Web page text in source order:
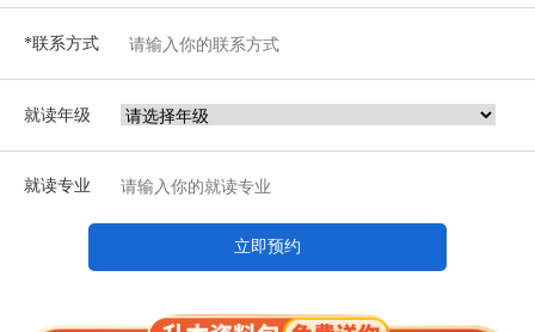
*联系方式
就读年级
就读专业
立即预约